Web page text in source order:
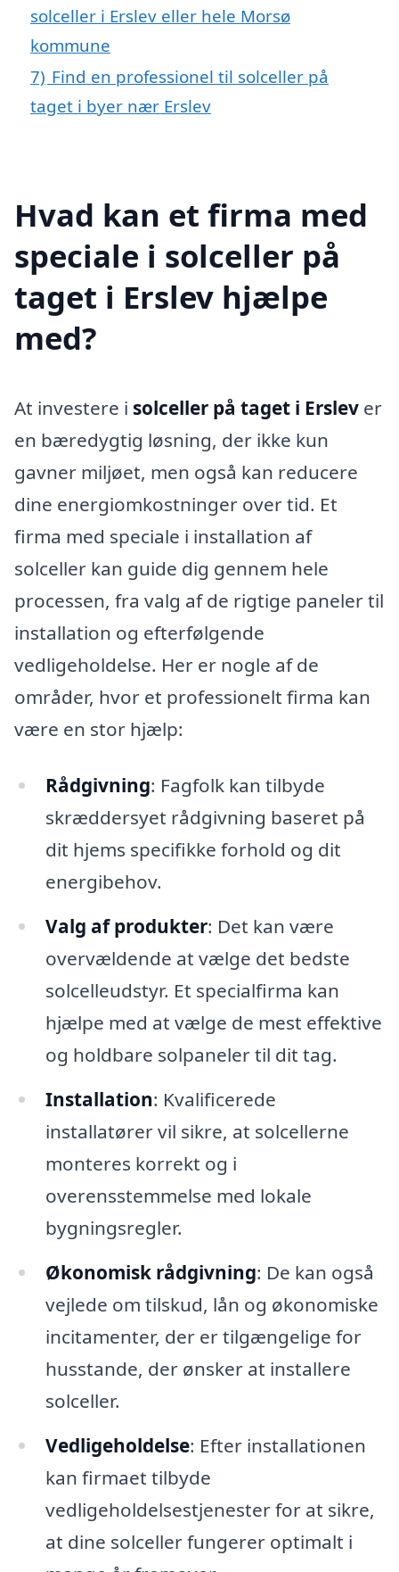
solceller i Erslev eller hele Morsø
kommune
7) Find en professionel til solceller på
taget i byer nær Erslev
Hvad kan et firma med
speciale i solceller på
taget i Erslev hjælpe
med?
At investere i solceller på taget i Erslev er
en bæredygtig løsning, der ikke kun
gavner miljøet, men også kan reducere
dine energiomkostninger over tid. Et
firma med speciale i installation af
solceller kan guide dig gennem hele
processen, fra valg af de rigtige paneler til
installation og efterfølgende
vedligeholdelse. Her er nogle af de
områder, hvor et professionelt firma kan
være en stor hjælp:
Rådgivning: Fagfolk kan tilbyde
skræddersyet rådgivning baseret på
dit hjems specifikke forhold og dit
energibehov.
Valg af produkter: Det kan være
overvældende at vælge det bedste
solcelleudstyr. Et specialfirma kan
hjælpe med at vælge de mest effektive
og holdbare solpaneler til dit tag.
Installation: Kvalificerede
installatører vil sikre, at solcellerne
monteres korrekt og i
overensstemmelse med lokale
bygningsregler.
Økonomisk rådgivning: De kan også
vejlede om tilskud, lån og økonomiske
incitamenter, der er tilgængelige for
husstande, der ønsker at installere
solceller.
Vedligeholdelse: Efter installationen
kan firmaet tilbyde
vedligeholdelsestjenester for at sikre,
at dine solceller fungerer optimalt i